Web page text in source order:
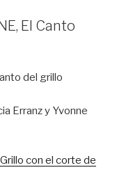
El Canto
del grillo
Erranz y Yvonne
con el corte de